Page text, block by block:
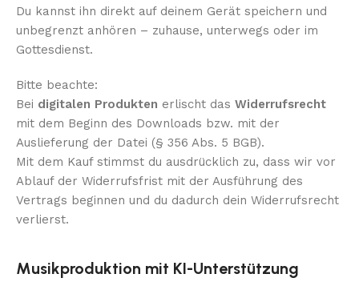
Du kannst ihn direkt auf deinem Gerät speichern und
unbegrenzt anhören – zuhause, unterwegs oder im
Gottesdienst.
Bitte beachte:
Bei digitalen Produkten erlischt das Widerrufsrecht
mit dem Beginn des Downloads bzw. mit der
Auslieferung der Datei (§ 356 Abs. 5 BGB).
Mit dem Kauf stimmst du ausdrücklich zu, dass wir vor
Ablauf der Widerrufsfrist mit der Ausführung des
Vertrags beginnen und du dadurch dein Widerrufsrecht
verlierst.
Musikproduktion mit KI-Unterstützung